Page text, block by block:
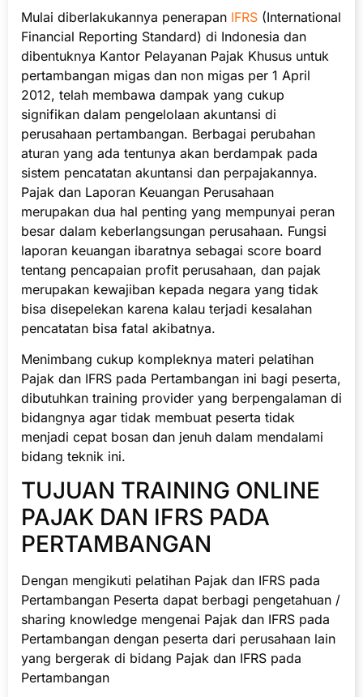
Mulai diberlakukannya penerapan IFRS (International
Financial Reporting Standard) di Indonesia dan
dibentuknya Kantor Pelayanan Pajak Khusus untuk
pertambangan migas dan non migas per 1 April
2012, telah membawa dampak yang cukup
signifikan dalam pengelolaan akuntansi di
perusahaan pertambangan. Berbagai perubahan
aturan yang ada tentunya akan berdampak pada
sistem pencatatan akuntansi dan perpajakannya.
Pajak dan Laporan Keuangan Perusahaan
merupakan dua hal penting yang mempunyai peran
besar dalam keberlangsungan perusahaan. Fungsi
laporan keuangan ibaratnya sebagai score board
tentang pencapaian profit perusahaan, dan pajak
merupakan kewajiban kepada negara yang tidak
bisa disepelekan karena kalau terjadi kesalahan
pencatatan bisa fatal akibatnya.
Menimbang cukup kompleknya materi pelatihan
Pajak dan IFRS pada Pertambangan ini bagi peserta,
dibutuhkan training provider yang berpengalaman di
bidangnya agar tidak membuat peserta tidak
menjadi cepat bosan dan jenuh dalam mendalami
bidang teknik ini.
TUJUAN TRAINING ONLINE
PAJAK DAN IFRS PADA
PERTAMBANGAN
Dengan mengikuti pelatihan Pajak dan IFRS pada
Pertambangan Peserta dapat berbagi pengetahuan /
sharing knowledge mengenai Pajak dan IFRS pada
Pertambangan dengan peserta dari perusahaan lain
yang bergerak di bidang Pajak dan IFRS pada
Pertambangan